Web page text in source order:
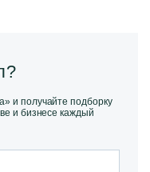
и получайте подборку
и бизнесе каждый